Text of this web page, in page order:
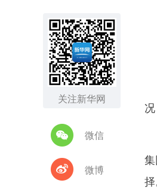
关注新华网
微信
微博
择